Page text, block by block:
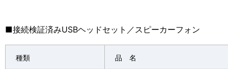
■接続検証済みUSBヘッドセット／スピーカーフォン
種類 品 名